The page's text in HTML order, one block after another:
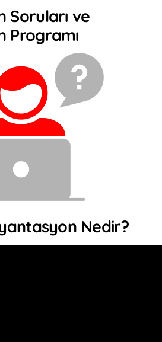
Soruları ve
Programı
Nedir?